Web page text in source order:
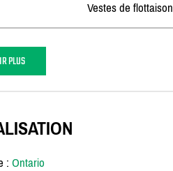
Vestes de flottaison
PLUS
: Ontario